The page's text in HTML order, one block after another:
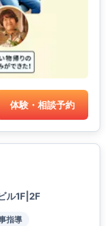
体験・相談予約
ル1F|2F
指導